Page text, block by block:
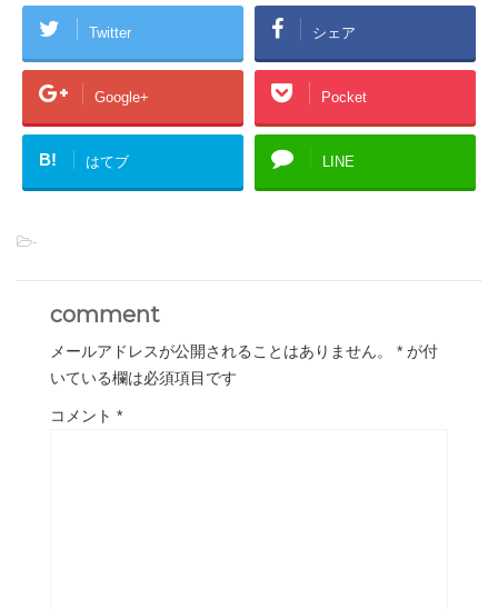
Twitter シェア
Google+ Pocket
B! はてブ LINE
-
comment
メールアドレスが公開されることはありません。 * が付
いている欄は必須項目です
コメント *